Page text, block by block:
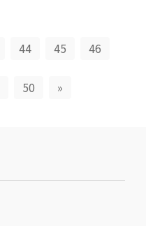
44 45 46
50 »